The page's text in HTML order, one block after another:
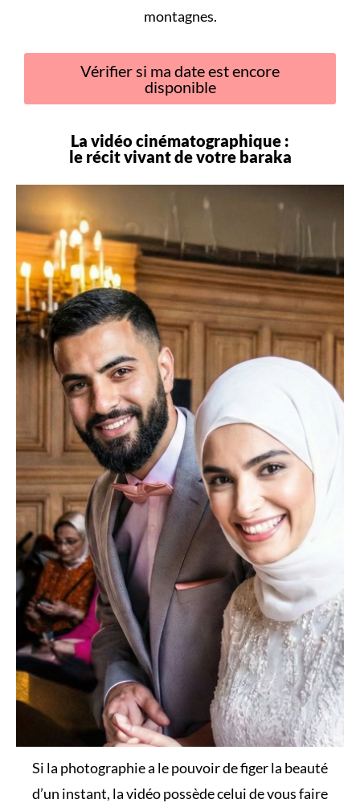
montagnes.
Vérifier si ma date est encore
disponible
La vidéo cinématographique :
le récit vivant de votre baraka
Si la photographie a le pouvoir de figer la beauté
d’un instant, la vidéo possède celui de vous faire